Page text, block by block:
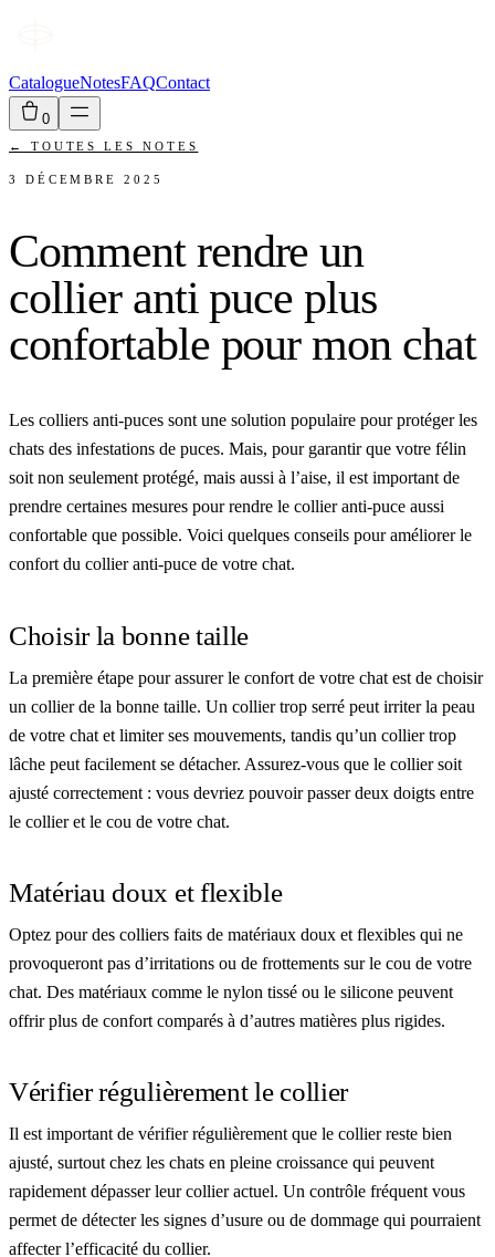
CatalogueNotesFAQContact
0
← TOUTES LES NOTES
3 DÉCEMBRE 2025
Comment rendre un
collier anti puce plus
confortable pour mon chat
Les colliers anti-puces sont une solution populaire pour protéger les
chats des infestations de puces. Mais, pour garantir que votre félin
soit non seulement protégé, mais aussi à l’aise, il est important de
prendre certaines mesures pour rendre le collier anti-puce aussi
confortable que possible. Voici quelques conseils pour améliorer le
confort du collier anti-puce de votre chat.
Choisir la bonne taille
La première étape pour assurer le confort de votre chat est de choisir
un collier de la bonne taille. Un collier trop serré peut irriter la peau
de votre chat et limiter ses mouvements, tandis qu’un collier trop
lâche peut facilement se détacher. Assurez-vous que le collier soit
ajusté correctement : vous devriez pouvoir passer deux doigts entre
le collier et le cou de votre chat.
Matériau doux et flexible
Optez pour des colliers faits de matériaux doux et flexibles qui ne
provoqueront pas d’irritations ou de frottements sur le cou de votre
chat. Des matériaux comme le nylon tissé ou le silicone peuvent
offrir plus de confort comparés à d’autres matières plus rigides.
Vérifier régulièrement le collier
Il est important de vérifier régulièrement que le collier reste bien
ajusté, surtout chez les chats en pleine croissance qui peuvent
rapidement dépasser leur collier actuel. Un contrôle fréquent vous
permet de détecter les signes d’usure ou de dommage qui pourraient
affecter l’efficacité du collier.